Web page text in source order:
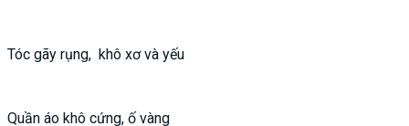
Tóc gãy rụng, khô xơ và yếu
Quần áo khô cứng, ố vàng